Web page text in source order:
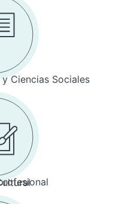
Ciencias Sociales